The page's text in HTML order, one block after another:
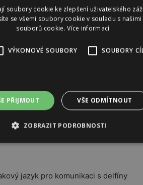
výzkum na Univerzitě St.
Jedná se o nejrůznější signály
Dvě skupiny delfínů, které se potkají,
i novorozené delfíny, jako by jim
savci používají kromě jmen také
některých druhů ptáků. Vědci ale
štěrbiny tím, že do ní šťouchal
se zase při obstarávání potravy na
tak, že na své rypce umísťují
jazyk pro komunikaci s delfíny
soubory cookie ke zlepšení uživatelského
se všemi soubory cookie v souladu s
souborů cookie.Více informací
VÝKONOVÉ SOUBORY SOUBORY
PŘIJMOUT VŠE ODMÍTNOUT
ZOBRAZIT PODROBNOSTI